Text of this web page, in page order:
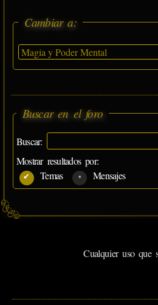
Cambiar a:
Buscar en el foro
Buscar:
Mostrar resultados por:
Temas
Mensajes
Cualquier uso que